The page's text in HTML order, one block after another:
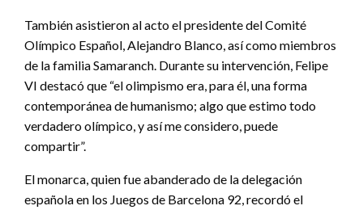
También asistieron al acto el presidente del Comité
Olímpico Español, Alejandro Blanco, así como miembros
de la familia Samaranch. Durante su intervención, Felipe
VI destacó que “el olimpismo era, para él, una forma
contemporánea de humanismo; algo que estimo todo
verdadero olímpico, y así me considero, puede
compartir”.
El monarca, quien fue abanderado de la delegación
española en los Juegos de Barcelona 92, recordó el